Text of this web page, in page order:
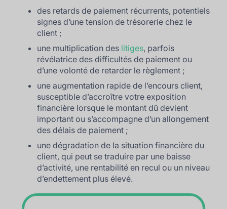
des retards de paiement récurrents, potentiels
signes d’une tension de trésorerie chez le
client ;
une multiplication des litiges, parfois
révélatrice des difficultés de paiement ou
d’une volonté de retarder le règlement ;
une augmentation rapide de l’encours client,
susceptible d’accroître votre exposition
financière lorsque le montant dû devient
important ou s’accompagne d’un allongement
des délais de paiement ;
une dégradation de la situation financière du
client, qui peut se traduire par une baisse
d’activité, une rentabilité en recul ou un niveau
d’endettement plus élevé.